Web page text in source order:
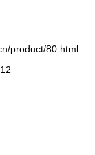
product/80.html